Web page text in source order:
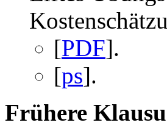
[PDF].
[ps].
Frühere